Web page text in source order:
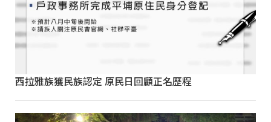
西拉雅族獲民族認定 原民日回顧正名歷程